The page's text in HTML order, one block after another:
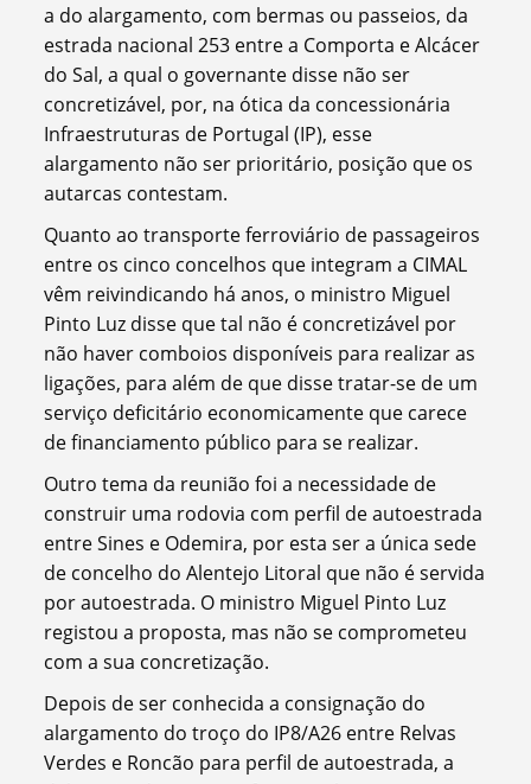
a do alargamento, com bermas ou passeios, da
estrada nacional 253 entre a Comporta e Alcácer
do Sal, a qual o governante disse não ser
concretizável, por, na ótica da concessionária
Infraestruturas de Portugal (IP), esse
alargamento não ser prioritário, posição que os
autarcas contestam.
Quanto ao transporte ferroviário de passageiros
entre os cinco concelhos que integram a CIMAL
vêm reivindicando há anos, o ministro Miguel
Pinto Luz disse que tal não é concretizável por
não haver comboios disponíveis para realizar as
ligações, para além de que disse tratar-se de um
serviço deficitário economicamente que carece
de financiamento público para se realizar.
Outro tema da reunião foi a necessidade de
construir uma rodovia com perfil de autoestrada
entre Sines e Odemira, por esta ser a única sede
de concelho do Alentejo Litoral que não é servida
por autoestrada. O ministro Miguel Pinto Luz
registou a proposta, mas não se comprometeu
com a sua concretização.
Depois de ser conhecida a consignação do
alargamento do troço do IP8/A26 entre Relvas
Verdes e Roncão para perfil de autoestrada, a